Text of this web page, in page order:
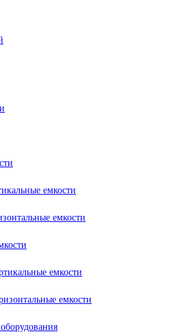
емкости
емкости
емкости
емкости